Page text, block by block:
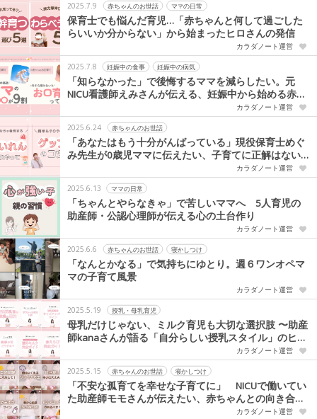
2025.7.9 赤ちゃんのお世話 ママの日常
保育士でも悩んだ育児…「赤ちゃんと何して過ごした
らいいか分からない」から始まったヒロさんの発信
カラダノート運営
2025.7.8 妊娠中の食事 妊娠中の病気
「知らなかった」で後悔するママを減らしたい。元
NICU看護師えみさんが伝える、妊娠中から始める赤ち
カラダノート運営
2025.6.24 赤ちゃんのお世話
「あなたはもう十分がんばっている」現役保育士めぐ
み先生が0歳児ママに伝えたい、子育てに正解はない
カラダノート運営
2025.6.13 ママの日常
「ちゃんとやらなきゃ」で苦しいママへ 5人育児の
助産師・公認心理師が伝える心の土台作り
カラダノート運営
2025.6.6 赤ちゃんのお世話 寝かしつけ
「なんとかなる」で気持ちにゆとり。週６ワンオペマ
マの子育て風景
カラダノート運営
2025.5.19 授乳・母乳育児
母乳だけじゃない、ミルク育児も大切な選択肢 〜助産
師kanaさんが語る「自分らしい授乳スタイル」のヒン
カラダノート運営
2025.5.15 赤ちゃんのお世話 寝かしつけ
「不安な孤育てを幸せな子育てに」 NICUで働いてい
た助産師モモさんが伝えたい、赤ちゃんとの向き合い
カラダノート運営